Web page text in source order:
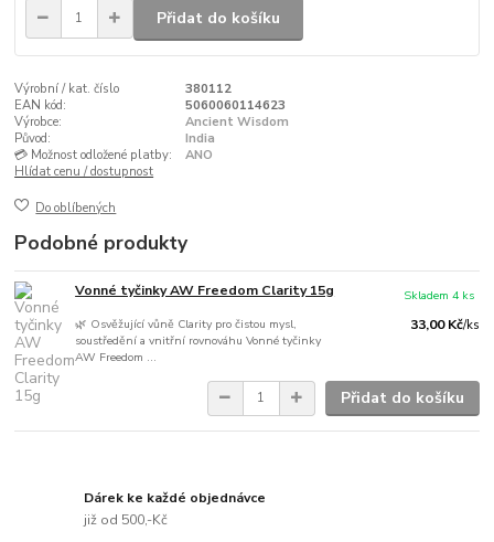
Přidat do košíku
Výrobní / kat. číslo
380112
EAN kód:
5060060114623
Výrobce:
Ancient Wisdom
Původ:
India
💳 Možnost odložené platby:
ANO
Hlídat cenu / dostupnost
Do oblíbených
Podobné produkty
Vonné tyčinky AW Freedom Clarity 15g
🌿 Osvěžující vůně Clarity pro čistou mysl,
soustředění a vnitřní rovnováhu Vonné tyčinky
AW Freedom ...
33,00 Kč/ks
Skladem 4 ks
Přidat do košíku
Dárek ke každé objednávce
již od 500,-Kč